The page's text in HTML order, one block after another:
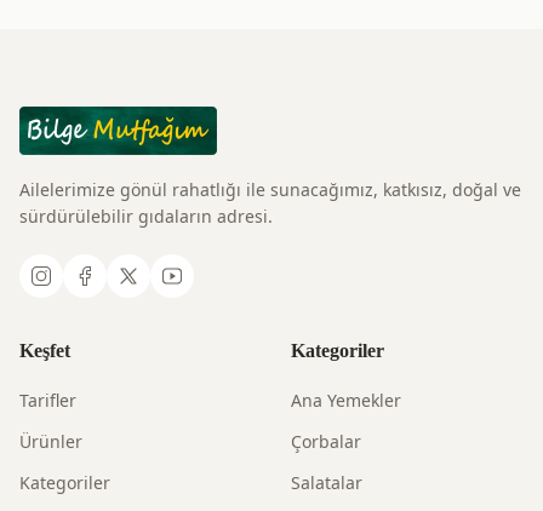
Ailelerimize gönül rahatlığı ile sunacağımız, katkısız, doğal ve
sürdürülebilir gıdaların adresi.
Keşfet
Tarifler
Ürünler
Kategoriler
Kategoriler
Ana Yemekler
Çorbalar
Salatalar